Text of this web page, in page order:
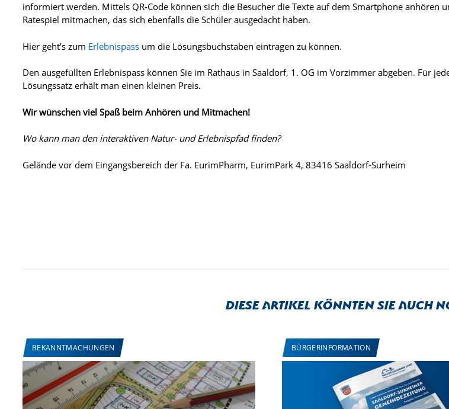
informiert werden. Mittels QR-Code können sich die Besucher die Texte auf dem Smartphone anhören
Ratespiel mitmachen, das sich ebenfalls die Schüler ausgedacht haben.
Hier geht’s zum Erlebnispassum die Lösungsbuchstaben eintragen zu können.
Den ausgefüllten Erlebnispass können Sie im Rathaus in Saaldorf, 1. OG im Vorzimmer abgeben. Für
Lösungssatz erhält man einen kleinen Preis.
Wir wünschen viel Spaß beim Anhören und Mitmachen!
Wo kann man den interaktiven Natur- und Erlebnispfad finden?
Gelände vor dem Eingangsbereich der Fa. EurimPharm, EurimPark 4, 83416 Saaldorf-Surheim
Diese Artikel könnten sie auch
BEKANNTMACHUNGEN BÜRGERINFORMATION